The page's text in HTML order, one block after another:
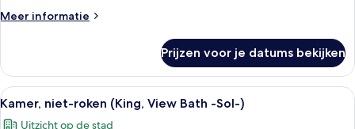
-Meer informatie
Meer
niet-
roken
(King,
Prijzen voor je datums bekijken
Alle
foto's
Een moderne hotelkamer met een
8
Kamer, niet-roken (King, View Bath -Sol-)
Uitzicht op de stad